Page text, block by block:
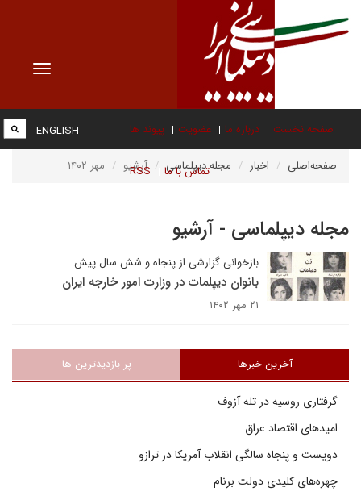
Toggle
صفحه نخست درباره ما عضویت پیوند ها
تماس با ما RSS
ENGLISH
صفحه‌اصلی اخبار مجله دیپلماسی آرشیو مهر ۱۴۰۲
مجله دیپلماسی - آرشیو
بازخوانی گزارشی از پنجاه و شش سال پیش
بانوان دیپلمات در وزارت امور خارجه ایران
۲۱ مهر ۱۴۰۲
آخرین خبرها پر بازدیدترین ها
گرفتاری روسیه در تله آزوف
امیدهای اقتصاد عراق
دویست و پنجاه سالگی انقلاب آمریکا در ترازو
چهره‌های کلیدی دولت برنام